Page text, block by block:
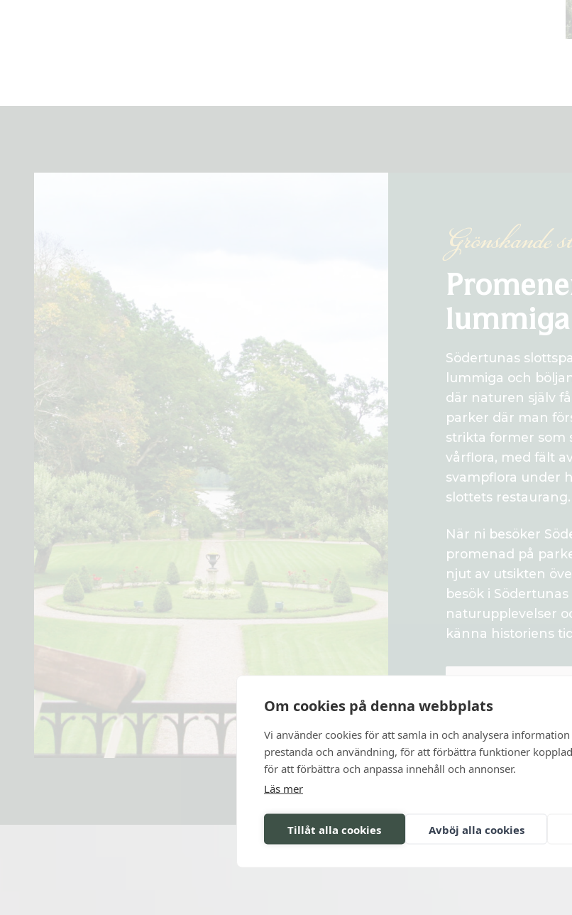
Om cookies på denna webbplats
Vi använder cookies för att samla in och analysera
prestanda och användning, för att förbättra funktioner
för att förbättra och anpassa innehåll och annonser.
Läs mer
Tillåt alla cookies Avböj alla cookies
Grönskande
Södertunas
lummiga och
där naturen själv
parker där man
strikta former som
vårflora, med fält
svampflora under
slottets restaurang.
När ni besöker
promenad på
njut av utsikten
besök i
naturupplevelser
känna historiens